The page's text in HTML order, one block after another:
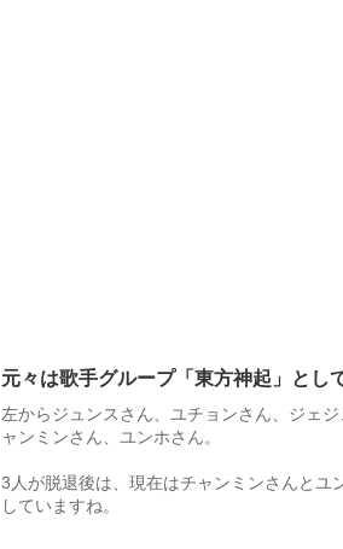
元々は歌手グループ「東方神起」とし
左からジュンスさん、ユチョンさん、ジェ
ャンミンさん、ユンホさん。
3人が脱退後は、現在はチャンミンさんとユ
していますね。